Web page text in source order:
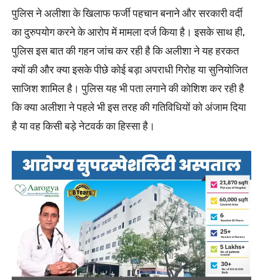
पुलिस ने अलीशा के खिलाफ फर्जी पहचान बनाने और सरकारी वर्दी
का दुरुपयोग करने के आरोप में मामला दर्ज किया है। इसके साथ ही,
पुलिस इस बात की गहन जांच कर रही है कि अलीशा ने यह हरकत
क्यों की और क्या इसके पीछे कोई बड़ा अपराधी गिरोह या सुनियोजित
साजिश शामिल है। पुलिस यह भी पता लगाने की कोशिश कर रही है
कि क्या अलीशा ने पहले भी इस तरह की गतिविधियों को अंजाम दिया
है या वह किसी बड़े नेटवर्क का हिस्सा है।